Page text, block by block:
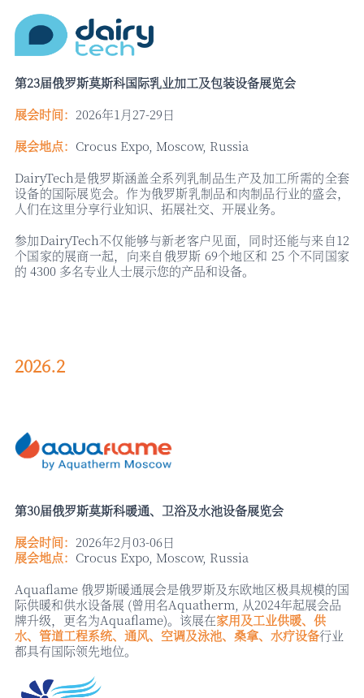
第23届俄罗斯莫斯科国际乳业加工及包装设备展览会
展会时间： 2026年1月27-29日
展会地点： Crocus Expo, Moscow, Russia
DairyTech是俄罗斯涵盖全系列乳制品生产及加工所需的全套
设备的国际展览会。作为俄罗斯乳制品和肉制品行业的盛会，
人们在这里分享行业知识、拓展社交、开展业务。
参加DairyTech不仅能够与新老客户见面，同时还能与来自12
个国家的展商一起，向来自俄罗斯 69个地区和 25 个不同国家
的 4300 多名专业人士展示您的产品和设备。
2026.2
第30届俄罗斯莫斯科暖通、卫浴及水池设备展览会
展会时间： 2026年2月03-06日
展会地点： Crocus Expo, Moscow, Russia
Aquaflame 俄罗斯暖通展会是俄罗斯及东欧地区极具规模的国
际供暖和供水设备展 (曾用名Aquatherm, 从2024年起展会品
牌升级，更名为Aquaflame)。该展在家用及工业供暖、供
水、管道工程系统、通风、空调及泳池、桑拿、水疗设备行业
都具有国际领先地位。